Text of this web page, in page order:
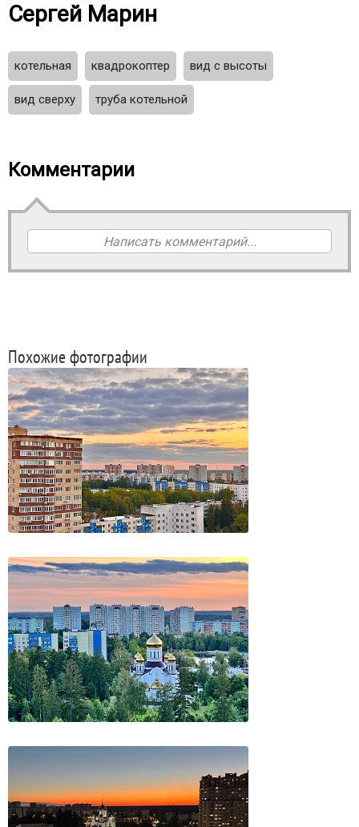
Сергей Марин
котельная квадрокоптер вид с высоты
вид сверху труба котельной
Комментарии
Написать комментарий...
Похожие фотографии